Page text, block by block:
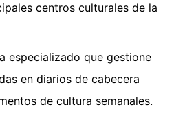
centros culturales de la
especializado que gestione
en diarios de cabecera
de cultura semanales.